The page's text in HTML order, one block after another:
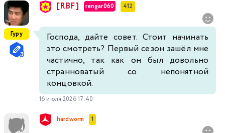
Гуру
[RBF] rengar060 412
Господа, дайте совет. Стоит начинать
это смотреть? Первый сезон зашёл мне
частично, так как он был довольно
странноватый со непонятной
концовкой.
16 июля 2026 17:40
hardworm 1